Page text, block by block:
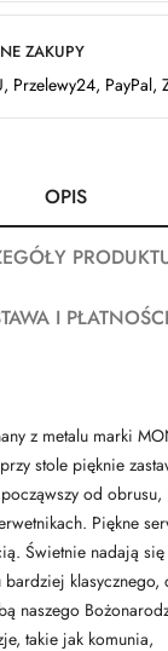
ZAKUPY
Przelewy24,
OPIS
I PŁATNOŚCI
z metalu marki
stole pięknie
od obrusu,
Piękne
Świetnie nadają
naszego
takie jak komunia,